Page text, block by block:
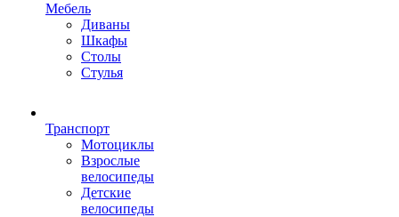
Мебель
Диваны
Шкафы
Столы
Стулья
Транспорт
Мотоциклы
Взрослые
велосипеды
Детские
велосипеды